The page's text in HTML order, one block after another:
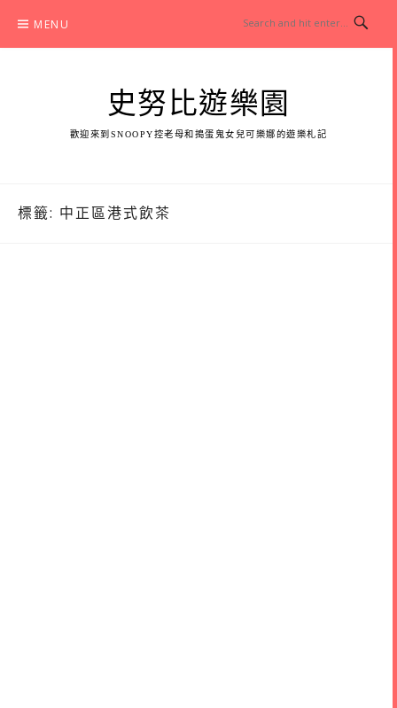
content
MENU
史努比遊樂園
歡迎來到SNOOPY控老母和搗蛋鬼女兒可樂娜的遊樂札記
標籤: 中正區港式飲茶